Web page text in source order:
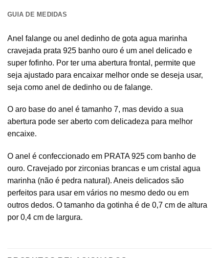
GUIA DE MEDIDAS
Anel falange ou anel dedinho de gota agua marinha
cravejada prata 925 banho ouro é um anel delicado e
super fofinho. Por ter uma abertura frontal, permite que
seja ajustado para encaixar melhor onde se deseja usar,
seja como anel de dedinho ou de falange.
O aro base do anel é tamanho 7, mas devido a sua
abertura pode ser aberto com delicadeza para melhor
encaixe.
O anel é confeccionado em PRATA 925 com banho de
ouro. Cravejado por zirconias brancas e um cristal agua
marinha (não é pedra natural). Aneis delicados são
perfeitos para usar em vários no mesmo dedo ou em
outros dedos. O tamanho da gotinha é de 0,7 cm de altura
por 0,4 cm de largura.